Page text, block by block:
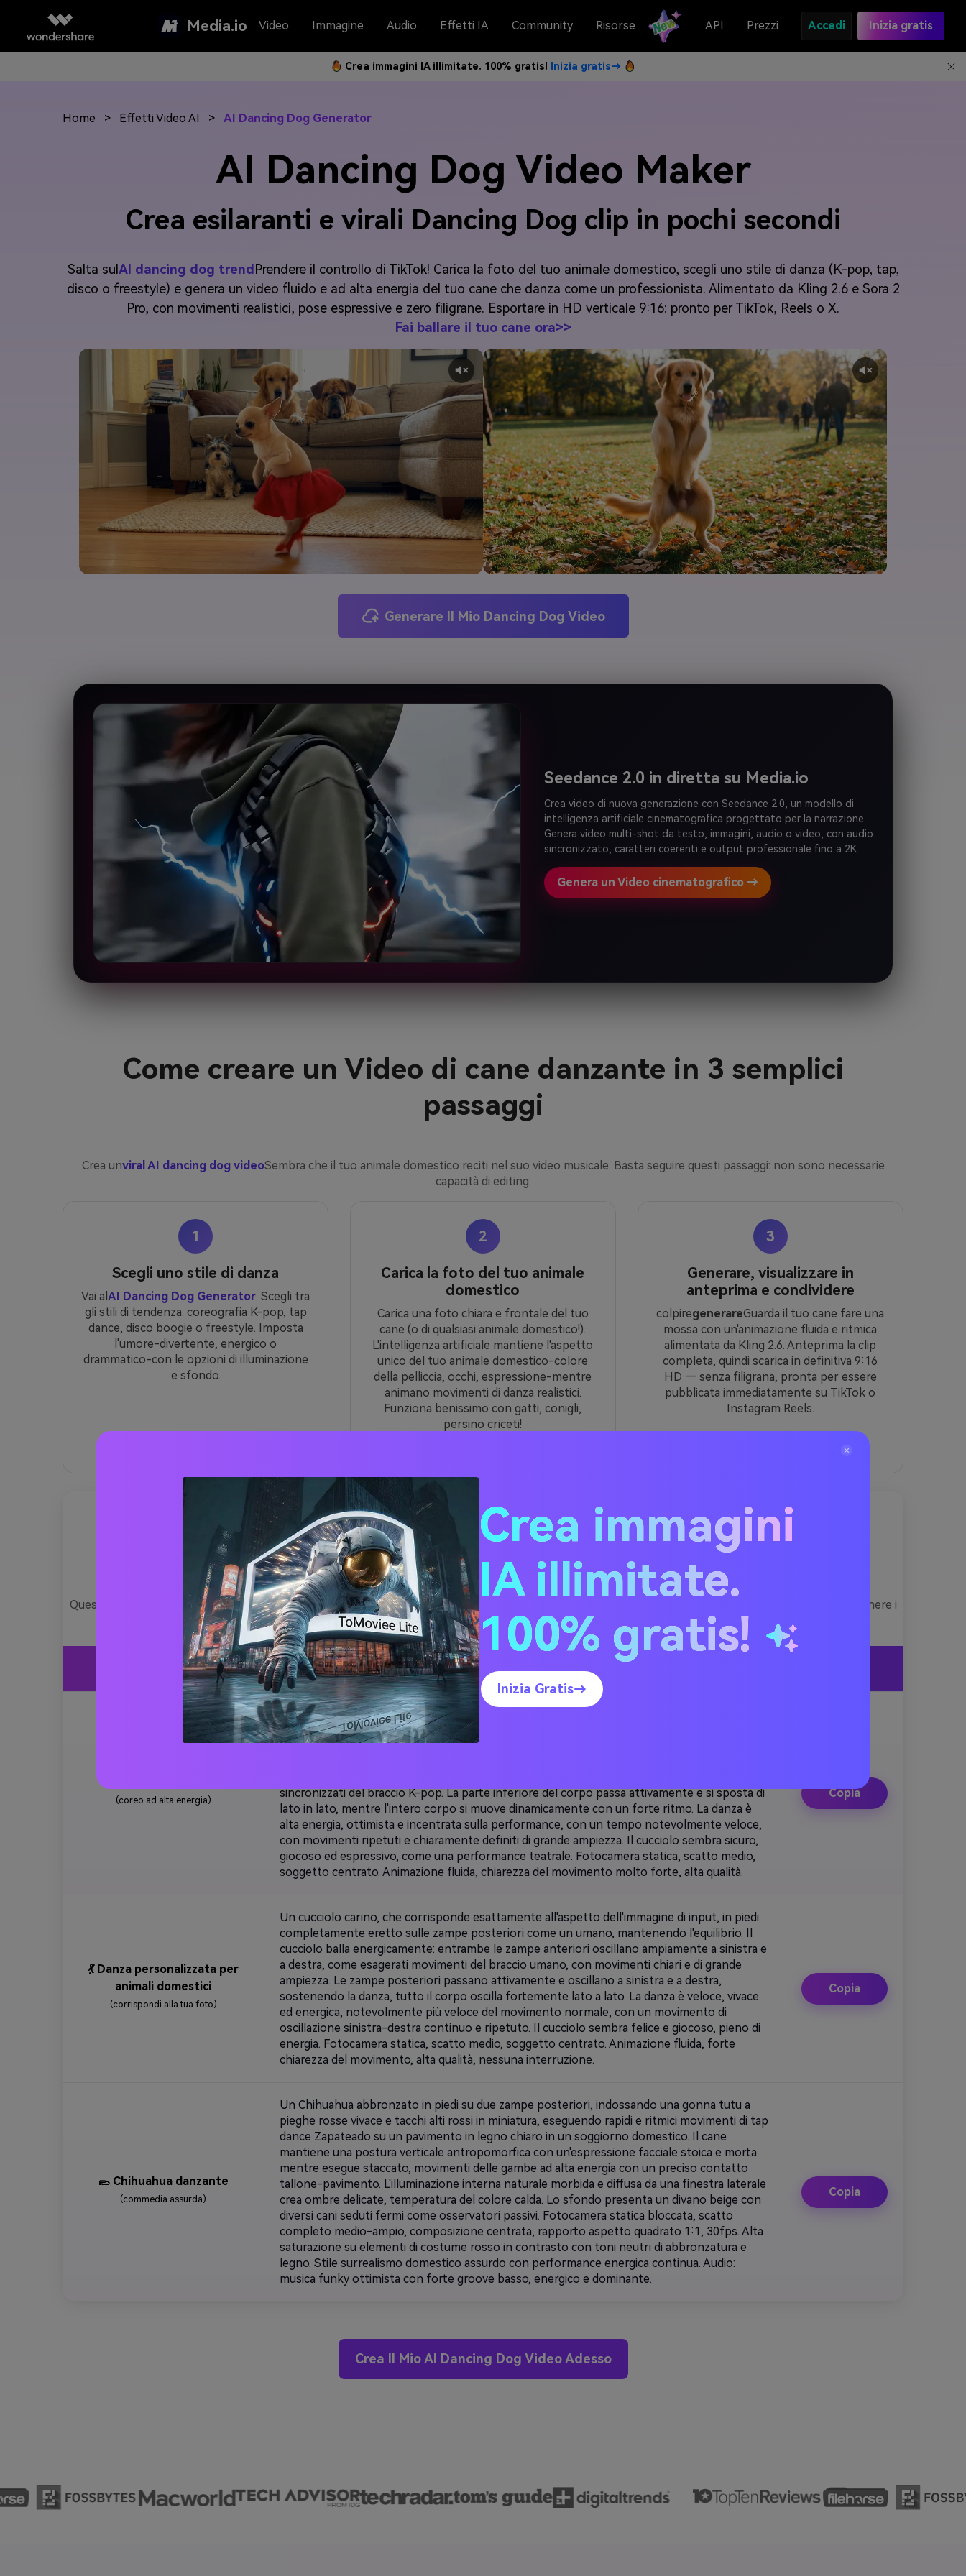
Media.io Video Immagine Audio Effetti IA Community Risorse API Prezzi Accedi Inizia gratis
Crea immagini IA illimitate. 100% gratis! Inizia gratis→
Home > Effetti Video AI > AI Dancing Dog Generator
AI Dancing Dog Video Maker
Crea esilaranti e virali Dancing Dog clip in pochi secondi
Salta sul AI dancing dog trend Prendere il controllo di TikTok! Carica la foto del tuo animale domestico, scegli uno stile di danza (K-pop, tap,
disco o freestyle) e genera un video fluido e ad alta energia del tuo cane che danza come un professionista. Alimentato da Kling 2.6 e Sora 2
Pro, con movimenti realistici, pose espressive e zero filigrane. Esportare in HD verticale 9:16: pronto per TikTok, Reels o X.
Fai ballare il tuo cane ora>>
Generare Il Mio Dancing Dog Video
Seedance 2.0 in diretta su Media.io
Crea video di nuova generazione con Seedance 2.0, un modello di
intelligenza artificiale cinematografica progettato per la narrazione.
Genera video multi-shot da testo, immagini, audio o video, con audio
sincronizzato, caratteri coerenti e output professionale fino a 2K.
Genera un Video cinematografico →
Come creare un Video di cane danzante in 3 semplici
passaggi
Crea unviral AI dancing dog videoSembra che il tuo animale domestico reciti nel suo video musicale. Basta seguire questi passaggi: non sono necessarie
capacità di editing.
1
Scegli uno stile di danza
Vai al AI Dancing Dog Generator. Scegli tra
gli stili di tendenza: coreografia K-pop, tap
dance, disco boogie o freestyle. Imposta
l'umore-divertente, energico o
drammatico-con le opzioni di illuminazione
e sfondo.
2
Carica la foto del tuo animale
domestico
Carica una foto chiara e frontale del tuo
cane (o di qualsiasi animale domestico!).
L'intelligenza artificiale mantiene l'aspetto
unico del tuo animale domestico-colore
della pelliccia, occhi, espressione-mentre
animano movimenti di danza realistici.
Funziona benissimo con gatti, conigli,
persino criceti!
3
Generare, visualizzare in
anteprima e condividere
colpiregenerareGuarda il tuo cane fare una
mossa con un'animazione fluida e ritmica
alimentata da Kling 2.6. Anteprima la clip
completa, quindi scarica in definitiva 9:16
HD — senza filigrana, pronta per essere
pubblicata immediatamente su TikTok o
Instagram Reels.
3 comprovati suggerimenti AI per i cani danzanti: pronti da copiare e
incollare
Questi suggerimenti sono ottimizzati per Kling 2.6 e imitano i contenuti TikTok alle migliori prestazioni. Basta incollarli nella casella del prompt per ottenere i
migliori risultati.
Stile di danza Prompt di Kling 2.6 (copia e incolla)
(coreo ad alta energia)
Un singolo cucciolo che esegue una coreografia di danza in stile K-pop a ritmo veloce. Il
cucciolo è in piedi completamente eretto sulle zampe posteriori come un umano,
mantenendo l'equilibrio con sicurezza. La danza presenta movimenti nitidi, ritmici ed energici,
sincronizzati del braccio K-pop. La parte inferiore del corpo passa attivamente e si sposta di
lato in lato, mentre l'intero corpo si muove dinamicamente con un forte ritmo. La danza è
alta energia, ottimista e incentrata sulla performance, con un tempo notevolmente veloce,
con movimenti ripetuti e chiaramente definiti di grande ampiezza. Il cucciolo sembra sicuro,
giocoso ed espressivo, come una performance teatrale. Fotocamera statica, scatto medio,
soggetto centrato. Animazione fluida, chiarezza del movimento molto forte, alta qualità.
Copia
💃 Danza personalizzata per
animali domestici
(corrispondi alla tua foto)
Un cucciolo carino, che corrisponde esattamente all'aspetto dell'immagine di input, in piedi
completamente eretto sulle zampe posteriori come un umano, mantenendo l'equilibrio. Il
cucciolo balla energicamente: entrambe le zampe anteriori oscillano ampiamente a sinistra e
a destra, come esagerati movimenti del braccio umano, con movimenti chiari e di grande
ampiezza. Le zampe posteriori passano attivamente e oscillano a sinistra e a destra,
sostenendo la danza, tutto il corpo oscilla fortemente lato a lato. La danza è veloce, vivace
ed energica, notevolmente più veloce del movimento normale, con un movimento di
oscillazione sinistra-destra continuo e ripetuto. Il cucciolo sembra felice e giocoso, pieno di
energia. Fotocamera statica, scatto medio, soggetto centrato. Animazione fluida, forte
chiarezza del movimento, alta qualità, nessuna interruzione.
Copia
🥿 Chihuahua danzante
(commedia assurda)
Un Chihuahua abbronzato in piedi su due zampe posteriori, indossando una gonna tutu a
pieghe rosse vivace e tacchi alti rossi in miniatura, eseguendo rapidi e ritmici movimenti di tap
dance Zapateado su un pavimento in legno chiaro in un soggiorno domestico. Il cane
mantiene una postura verticale antropomorfica con un'espressione facciale stoica e morta
mentre esegue staccato, movimenti delle gambe ad alta energia con un preciso contatto
tallone-pavimento. L'illuminazione interna naturale morbida e diffusa da una finestra laterale
crea ombre delicate, temperatura del colore calda. Lo sfondo presenta un divano beige con
diversi cani seduti fermi come osservatori passivi. Fotocamera statica bloccata, scatto
completo medio-ampio, composizione centrata, rapporto aspetto quadrato 1:1, 30fps. Alta
saturazione su elementi di costume rosso in contrasto con toni neutri di abbronzatura e
legno. Stile surrealismo domestico assurdo con performance energica continua. Audio:
musica funky ottimista con forte groove basso, energico e dominante.
Copia
Crea Il Mio AI Dancing Dog Video Adesso
Crea immagini
IA illimitate.
100% gratis!
Inizia Gratis→